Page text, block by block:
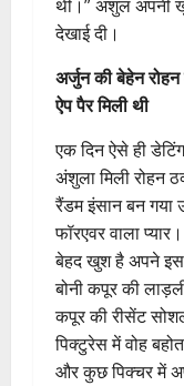
थी।” अंशुल अपनी
देखाई दी।
अर्जुन की बेहेनरोहन
ऐप पैर मिली थी
एक दिन ऐसे ही
अंशुला मिली रोहन
रैंडम इंसान बन गया
फॉरएवर वाला
बेहद खुश है अपने
बोनी कपूर की
कपूर की रीसेंट
पिक्टुरेस में वोह
और कुछ पिक्चर में